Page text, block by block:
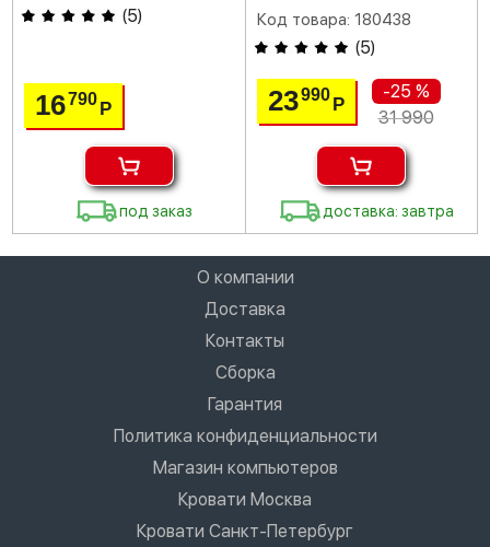
(5)
16790Р
под заказ
Код товара: 180438
(5)
23990 Р
-25 %
31 990
доставка: завтра
О компании
Доставка
Контакты
Сборка
Гарантия
Политика конфиденциальности
Магазин компьютеров
Кровати Москва
Кровати Санкт-Петербург